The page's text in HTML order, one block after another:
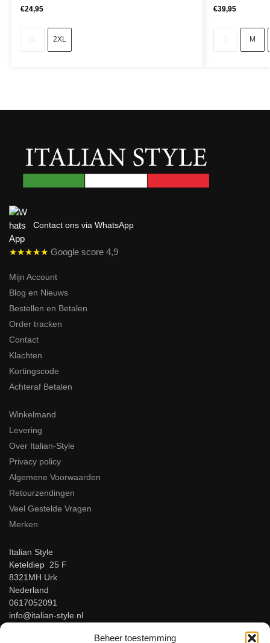
Beheer toestemming
€24,95
2XL
€39,95
M
Contact ons via WhatsApp
★★★★★ Google score 4,9
Mijn Account
Blog en Nieuws
Bestellen en Betalen
Order tracken
Contact
Klachten
Kortingscode
Achteraf Betalen
Winkelmand
Levering
Over Italian-Style
Privacy policy
Algemene Voorwaarden
Retourzendingen
Veel Gestelde Vragen
Merken
Italian Style
Keteldiep 25 F
8321MH Urk
Nederland
0617052091
info@italian-style.nl
BTW: NL866816483B01